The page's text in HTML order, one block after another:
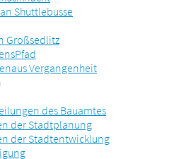
Shuttlebusse
Großsedlitz
Vergangenheit
des Bauamtes
der Stadtplanung
der Stadtentwicklung